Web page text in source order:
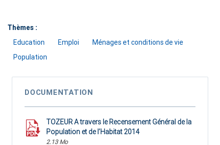
Thèmes :
Education
Emploi
Ménages et conditions de vie
Population
DOCUMENTATION
TOZEUR A travers le Recensement Général de la
Population et de l’Habitat 2014
2.13 Mo